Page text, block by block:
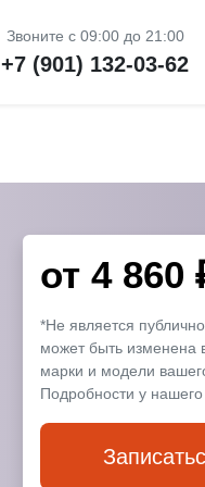
Звоните с 09:00 до 21:00
+7 (901) 132-03-62
от 4 860
*Не является
может быть изменена
марки и модели
Подробности у нашего